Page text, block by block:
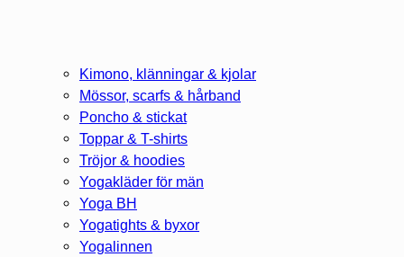
Kimono, klänningar & kjolar
Mössor, scarfs & hårband
Poncho & stickat
Toppar & T-shirts
Tröjor & hoodies
Yogakläder för män
Yoga BH
Yogatights & byxor
Yogalinnen